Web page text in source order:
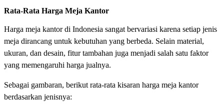
Rata-Rata Harga Meja Kantor
Harga meja kantor di Indonesia sangat bervariasi karena setiap jenis
meja dirancang untuk kebutuhan yang berbeda. Selain material,
ukuran, dan desain, fitur tambahan juga menjadi salah satu faktor
yang memengaruhi harga jualnya.
Sebagai gambaran, berikut rata-rata kisaran harga meja kantor
berdasarkan jenisnya: